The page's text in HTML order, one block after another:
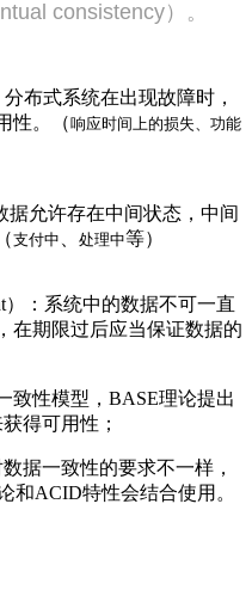
consistency）。
布式系统在出现故障时，
性。（响应时间上的损失、功能
据允许存在中间状态，中间
支付中 处理中等）
）：系统中的数据不可一直
在期限过后应当保证数据的
致性模型，BASE理论提出
得可用性；
据一致性的要求不一样，
和ACID特性会结合使用。